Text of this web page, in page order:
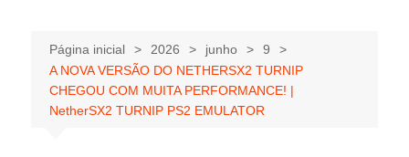
Página inicial 2026 junho
9
A NOVA VERSÃO DO NETHERSX2 TURNIP
CHEGOU COM MUITA PERFORMANCE! |
NetherSX2 TURNIP PS2 EMULATOR